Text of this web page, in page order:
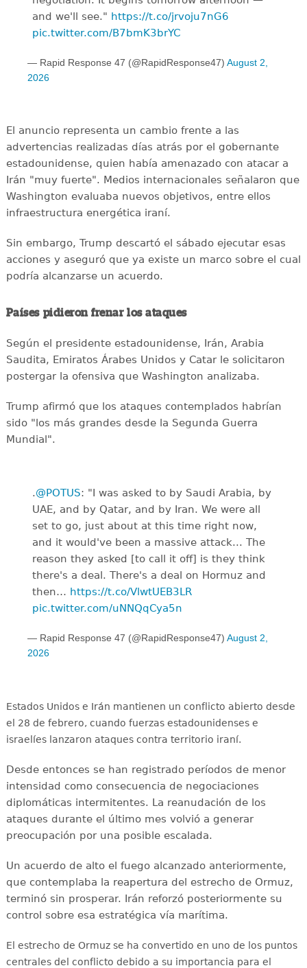
and we'll see." https://t.co/jrvoju7nG6
pic.twitter.com/B7bmK3brYC
— Rapid Response 47 (@RapidResponse47) August 2,
2026
El anuncio representa un cambio frente a las
advertencias realizadas días atrás por el gobernante
estadounidense, quien había amenazado con atacar a
Irán "muy fuerte". Medios internacionales señalaron que
Washington evaluaba nuevos objetivos, entre ellos
infraestructura energética iraní.
Sin embargo, Trump descartó el sábado ejecutar esas
acciones y aseguró que ya existe un marco sobre el cual
podría alcanzarse un acuerdo.
Países pidieron frenar los ataques
Según el presidente estadounidense, Irán, Arabia
Saudita, Emiratos Árabes Unidos y Catar le solicitaron
postergar la ofensiva que Washington analizaba.
Trump afirmó que los ataques contemplados habrían
sido "los más grandes desde la Segunda Guerra
Mundial".
.@POTUS: "I was asked to by Saudi Arabia, by
UAE, and by Qatar, and by Iran. We were all
set to go, just about at this time right now,
and it would've been a massive attack... The
reason they asked [to call it off] is they think
there's a deal. There's a deal on Hormuz and
then… https://t.co/VlwtUEB3LR
pic.twitter.com/uNNQqCya5n
— Rapid Response 47 (@RapidResponse47) August 2,
2026
Estados Unidos e Irán mantienen un conflicto abierto desde
el 28 de febrero, cuando fuerzas estadounidenses e
israelíes lanzaron ataques contra territorio iraní.
Desde entonces se han registrado períodos de menor
intensidad como consecuencia de negociaciones
diplomáticas intermitentes. La reanudación de los
ataques durante el último mes volvió a generar
preocupación por una posible escalada.
Un acuerdo de alto el fuego alcanzado anteriormente,
que contemplaba la reapertura del estrecho de Ormuz,
terminó sin prosperar. Irán reforzó posteriormente su
control sobre esa estratégica vía marítima.
El estrecho de Ormuz se ha convertido en uno de los puntos
centrales del conflicto debido a su importancia para el